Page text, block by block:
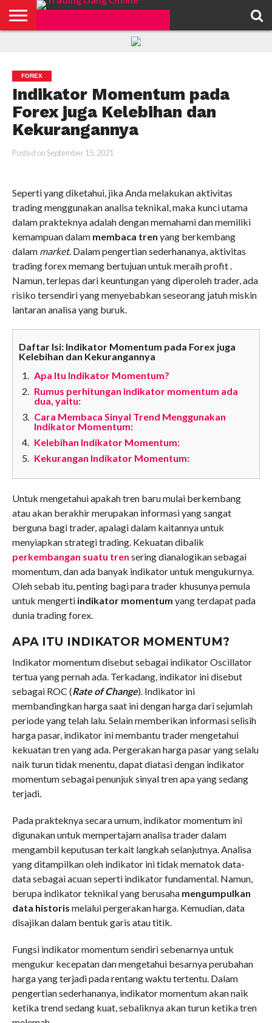
FOREX
Indikator Momentum pada
Forex juga Kelebihan dan
Kekurangannya
Posted onSeptember 15, 2021
Seperti yang diketahui, jika Anda melakukan aktivitas
trading menggunakan analisa teknikal, maka kunci utama
dalam prakteknya adalah dengan memahami dan memiliki
kemampuan dalam membaca tren yang berkembang
dalam market. Dalam pengertian sederhananya, aktivitas
trading forex memang bertujuan untuk meraih profit .
Namun, terlepas dari keuntungan yang diperoleh trader, ada
risiko tersendiri yang menyebabkan seseorang jatuh miskin
lantaran analisa yang buruk.
Daftar Isi: Indikator Momentum pada Forex juga
Kelebihan dan Kekurangannya
Apa Itu Indikator Momentum?
Rumus perhitungan indikator momentum ada
dua, yaitu:
Cara Membaca Sinyal Trend Menggunakan
Indikator Momentum:
Kelebihan Indikator Momentum:
Kekurangan Indikator Momentum:
Untuk mengetahui apakah tren baru mulai berkembang
atau akan berakhir merupakan informasi yang sangat
berguna bagi trader, apalagi dalam kaitannya untuk
menyiapkan strategi trading. Kekuatan dibalik
perkembangan suatu tren sering dianalogikan sebagai
momentum, dan ada banyak indikator untuk mengukurnya.
Oleh sebab itu, penting bagi para trader khusunya pemula
untuk mengerti indikator momentum yang terdapat pada
dunia trading forex.
APA ITU INDIKATOR MOMENTUM?
Indikator momentum disebut sebagai indikator Oscillator
tertua yang pernah ada. Terkadang, indikator ini disebut
sebagai ROC (Rate of Change). Indikator ini
membandingkan harga saat ini dengan harga dari sejumlah
periode yang telah lalu. Selain memberikan informasi selisih
harga pasar, indikator ini membantu trader mengetahui
kekuatan tren yang ada. Pergerakan harga pasar yang selalu
naik turun tidak menentu, dapat diatasi dengan indikator
momentum sebagai penunjuk sinyal tren apa yang sedang
terjadi.
Pada prakteknya secara umum, indikator momentum ini
digunakan untuk mempertajam analisa trader dalam
mengambil keputusan terkait langkah selanjutnya. Analisa
yang ditampilkan oleh indikator ini tidak mematok data-
data sebagai acuan seperti indikator fundamental. Namun,
berupa indikator teknikal yang berusaha mengumpulkan
data historis melalui pergerakan harga. Kemudian, data
disajikan dalam bentuk garis atau titik.
Fungsi indikator momentum sendiri sebenarnya untuk
mengukur kecepatan dan mengetahui besarnya perubahan
harga yang terjadi pada rentang waktu tertentu. Dalam
pengertian sederhananya, indikator momentum akan naik
ketika trend sedang kuat, sebaliknya akan turun ketika tren